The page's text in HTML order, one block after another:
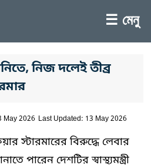
☰ মেনু
নিজ দলেই তীব্র
May 2026 Last Updated: 13 May 2026
স্টারমারের বিরুদ্ধে লেবার
পারেন দেশটির স্বাস্থ্যমন্ত্রী